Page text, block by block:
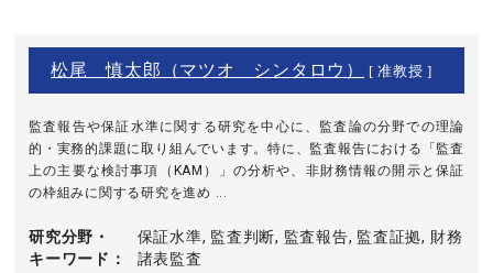
松尾 慎太郎（マツオ シンタロウ） [ 准教授 ]
監査報告や保証水準に関する研究を中心に、監査論の分野での理論
的・実務的課題に取り組んでいます。特に、監査報告における「監査
上の主要な検討事項（KAM）」の分析や、非財務情報の開示と保証
の枠組みに関する研究を進め ...
研究分野・
キーワード
保証水準, 監査判断, 監査報告, 監査証拠, 財務
諸表監査